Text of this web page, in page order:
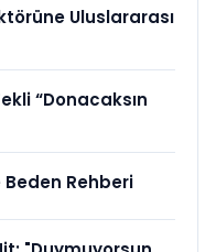
Uluslararası
“Donacaksın
Beden Rehberi